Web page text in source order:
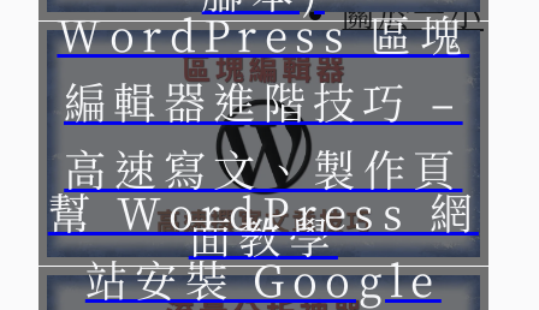
關於一小
時
WordPress 區塊
編輯器進階技巧 –
高速寫文、製作頁
面教學
幫 WordPress 網
站安裝 Google